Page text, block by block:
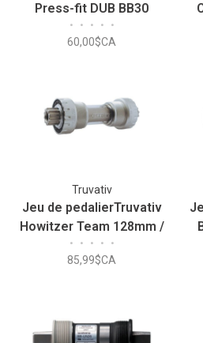
Press-fit DUB BB30
• • • • •
60,00$CA
Truvativ
Jeu de pedalierTruvativ
Howitzer Team 128mm /
100mm
• • • • •
85,99$CA